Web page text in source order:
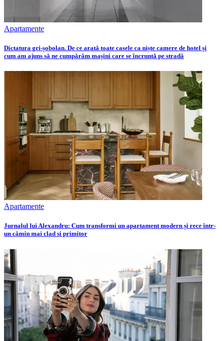
Apartamente
Dictatura gri-șobolan. De ce arată toate casele ca niște camere de hotel și
cum am ajuns să ne cumpărăm mașini care se încruntă pe stradă
Apartamente
Jurnalul lui Alexandru: Cum transformi un apartament modern și rece într-
un cămin mai clad si primitor